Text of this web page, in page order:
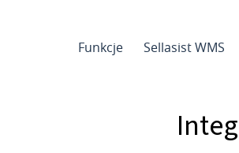
Funkcje Sellasist WMS